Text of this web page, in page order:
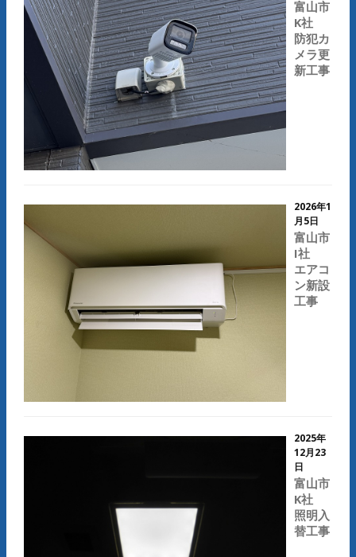
富山市
K社
防犯カ
メラ更
新工事
2026年1
月5日
富山市
I社
エアコ
ン新設
工事
2025年
12月23
日
富山市
K社
照明入
替工事